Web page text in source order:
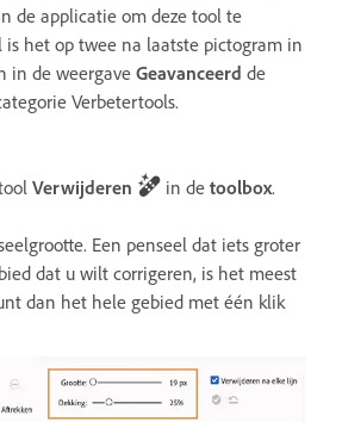
de applicatie om deze tool te
is het op twee na laatste pictogram in
in de weergave Geavanceerd de
Verbetertools.
Verwijderen in de toolbox.
Een penseel dat iets groter
dat u wilt corrigeren, is het meest
dan het hele gebied met één klik